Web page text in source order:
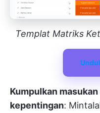
Templat Matriks
Kumpulkan
kepentingan: